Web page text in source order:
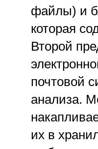
файлы) и
которая
Второй
почтовой
анализа.
их в